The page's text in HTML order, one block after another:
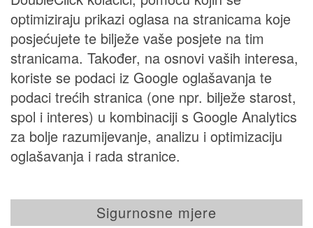
optimiziraju prikazi oglasa na stranicama koje
posjećujete te bilježe vaše posjete na tim
stranicama. Također, na osnovi vaših interesa,
koriste se podaci iz Google oglašavanja te
podaci trećih stranica (one npr. bilježe starost,
spol i interes) u kombinaciji s Google Analytics
za bolje razumijevanje, analizu i optimizaciju
oglašavanja i rada stranice.
Sigurnosne mjere